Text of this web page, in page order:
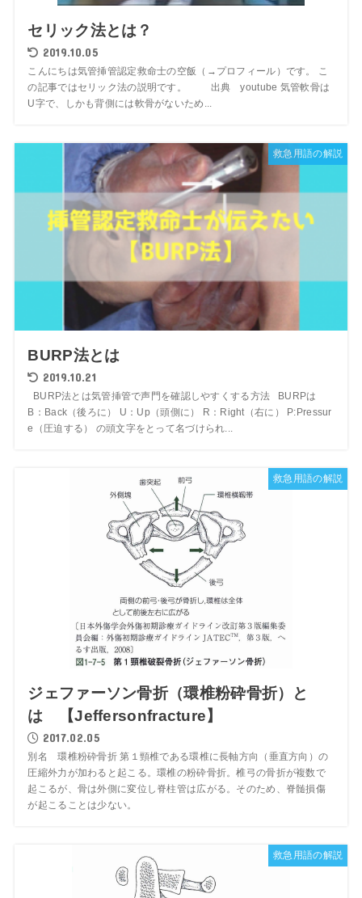
セリック法とは？
2019.10.05
こんにちは気管挿管認定救命士の空飯（→プロフィール）です。 こ
の記事ではセリック法の説明です。 出典 youtube 気管軟骨は
U字で、しかも背側には軟骨がないため...
救急用語の解説
BURP法とは
2019.10.21
BURP法とは気管挿管で声門を確認しやすくする方法 BURPは
B：Back（後ろに） U：Up（頭側に） R：Right（右に） P:Pressur
e（圧迫する） の頭文字をとって名づけられ...
救急用語の解説
ジェファーソン骨折（環椎粉砕骨折）と
は 【Jeffersonfracture】
2017.02.05
別名 環椎粉砕骨折 第１頸椎である環椎に長軸方向（垂直方向）の
圧縮外力が加わると起こる。環椎の粉砕骨折。椎弓の骨折が複数で
起こるが、骨は外側に変位し脊柱管は広がる。そのため、脊髄損傷
が起こることは少ない。
救急用語の解説